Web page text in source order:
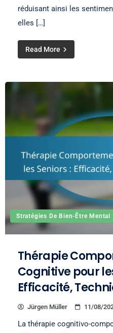
réduisant ainsi les
elles […]
Read More
Stratégies De Bien-Être Mental
Thérapie
Cognitive pour
Efficacité,
Jürgen Müller 11/08/
La thérapie cognitivo-